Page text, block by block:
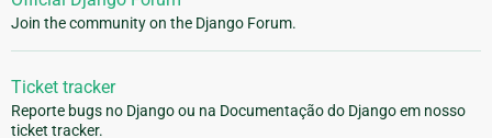
Join the community on the Django Forum.
Ticket tracker
Reporte bugs no Django ou na Documentação do Django em nosso
ticket tracker.